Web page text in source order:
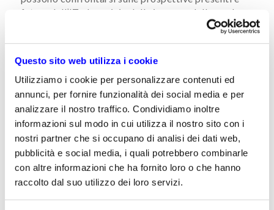
Questo sito web utilizza i cookie
Utilizziamo i cookie per personalizzare contenuti ed
annunci, per fornire funzionalità dei social media e per
analizzare il nostro traffico. Condividiamo inoltre
informazioni sul modo in cui utilizza il nostro sito con i
nostri partner che si occupano di analisi dei dati web,
pubblicità e social media, i quali potrebbero combinarle
con altre informazioni che ha fornito loro o che hanno
raccolto dal suo utilizzo dei loro servizi.
future dell’IT al servizio delle imprese della moda.
Il convegno si svolge nel corso di una giornata, con
interventi in sessione plenaria e presentazioni di
testimonianze di successo direttamente da parte
delle aziende.
Ore 15:00 Sessione Supply Chain
Il Sistema ERP per lo sviluppo aziendale:
dalla collezione, alla produzione e logistica